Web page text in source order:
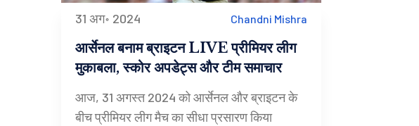
31 अग॰ 2024 Chandni Mishra
आर्सेनल बनाम ब्राइटन LIVE प्रीमियर लीग
मुकाबला, स्कोर अपडेट्स और टीम समाचार
आज, 31 अगस्त 2024 को आर्सेनल और ब्राइटन के
बीच प्रीमियर लीग मैच का सीधा प्रसारण किया